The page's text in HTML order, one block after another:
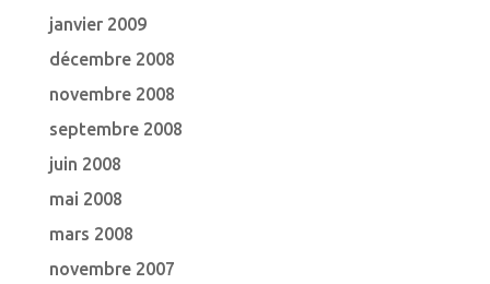
janvier 2009
décembre 2008
novembre 2008
septembre 2008
juin 2008
mai 2008
mars 2008
novembre 2007